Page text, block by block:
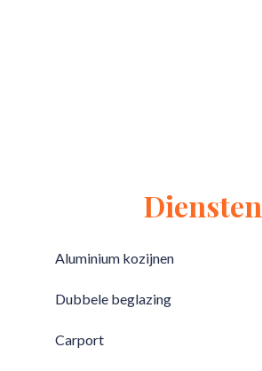
Diensten
Aluminium kozijnen
Dubbele beglazing
Carport